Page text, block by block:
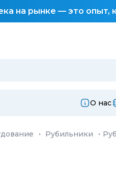
на рынке — это опыт,
О нас
· Рубильники ·